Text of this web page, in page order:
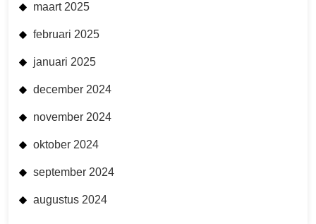
maart 2025
februari 2025
januari 2025
december 2024
november 2024
oktober 2024
september 2024
augustus 2024